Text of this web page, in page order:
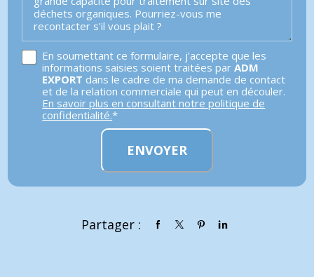
En soumettant ce formulaire, j'accepte que les
informations saisies soient traitées parADM
EXPORT dans le cadre de ma demande de contact
et de la relation commerciale qui peut en découler.
En savoir plus en consultant notre politique de
confidentialité.*
Partager :